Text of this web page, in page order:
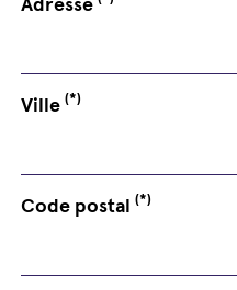
Ville(*)
Code postal(*)